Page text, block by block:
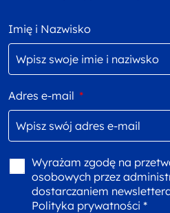
Imię i Nazwisko
Adres e-mail *
Wyrażam zgodę na
osobowych przez
dostarczaniem
Polityka prywatności *